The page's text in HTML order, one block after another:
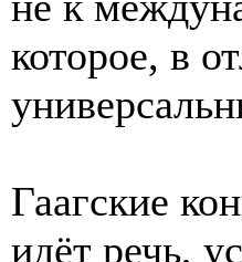
которое, в
Гаагские
идёт речь,